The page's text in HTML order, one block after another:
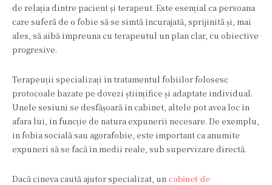
de relația dintre pacient și terapeut. Este esențial ca persoana
care suferă de o fobie să se simtă încurajată, sprijinită și, mai
ales, să aibă împreuna cu terapeutul un plan clar, cu obiective
progresive.
Terapeuții specializați în tratamentul fobiilor folosesc
protocoale bazate pe dovezi științifice și adaptate individual.
Unele sesiuni se desfășoară în cabinet, altele pot avea loc în
afara lui, în funcție de natura expunerii necesare. De exemplu,
în fobia socială sau agorafobie, este important ca anumite
expuneri să se facă în medii reale, sub supervizare directă.
Dacă cineva caută ajutor specializat, un cabinet de